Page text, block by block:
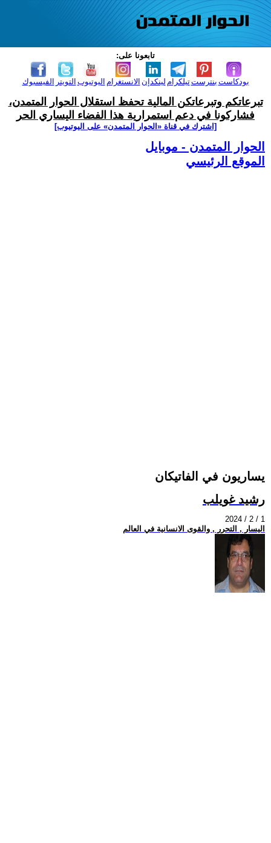
تابعونا على:
الفيسبوك التويتر اليوتيوب الانستغرام لينكدإن تيلكرامبنترست بودكاست
تبرعاتكم وتبرعاتكن المالية تحفظ استقلال الحوار المتمدن،
فشاركونا في دعم استمرارية هذا الفضاء اليساري الحر
[اشترك في قناة ‫«الحوار المتمدن» على اليوتيوب]
الحوار المتمدن - موبايل
الموقع الرئيسي
يساريون في الفاتيكان
رشيد غويلب
2024 / 2 / 1
اليسار , التحرر , والقوى الانسانية في العالم